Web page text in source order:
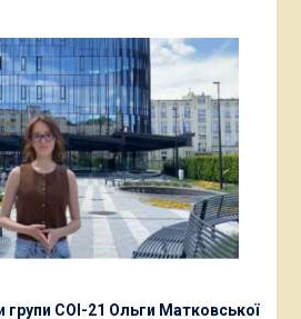
групи СОІ-21 Ольги Матковської